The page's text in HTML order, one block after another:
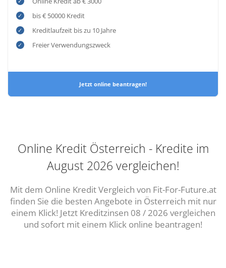
bis € 50000 Kredit
Kreditlaufzeit bis zu 10 Jahre
Freier Verwendungszweck
Jetzt online beantragen!
Online Kredit Österreich - Kredite im
August 2026 vergleichen!
Mit dem Online Kredit Vergleich von Fit-For-Future.at
finden Sie die besten Angebote in Österreich mit nur
einem Klick! Jetzt Kreditzinsen 08 / 2026 vergleichen
und sofort mit einem Klick online beantragen!